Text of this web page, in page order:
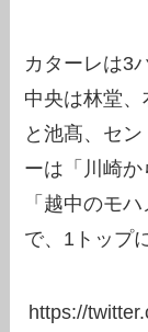
カターレは3
中央は林堂
と池髙、セ
ーは「川崎
「越中のモ
で、1トップ
https://